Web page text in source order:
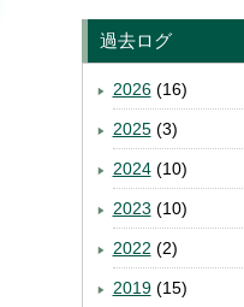
過去ログ
2026(16)
2025(3)
2024(10)
2023 (10)
2022 (2)
2019(15)